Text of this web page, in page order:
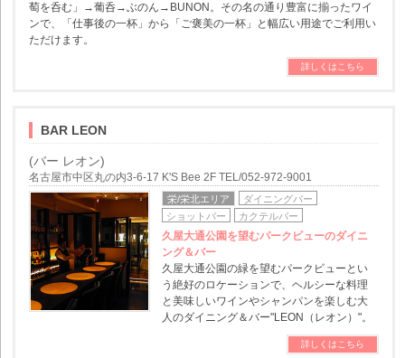
萄を呑む」→葡呑→ぶのん→BUNON。その名の通り豊富に揃ったワイ
ンで、「仕事後の一杯」から「ご褒美の一杯」と幅広い用途でご利用い
ただけます。
詳しくはこちら
BAR LEON
(バー レオン)
名古屋市中区丸の内3-6-17 K'S Bee 2F TEL/052-972-9001
栄/栄北エリア
ダイニングバー
ショットバー
カクテルバー
久屋大通公園を望むパークビューのダイニ
ング＆バー
久屋大通公園の緑を望むパークビューとい
う絶好のロケーションで、ヘルシーな料理
と美味しいワインやシャンパンを楽しむ大
人のダイニング＆バー"LEON（レオン）"。
詳しくはこちら